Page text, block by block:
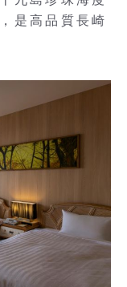
是高品質長崎